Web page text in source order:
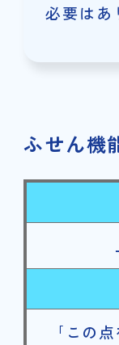
必要はあ
ふせん機
｢この